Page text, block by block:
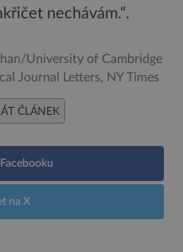
nechávám.“.
University of Cambridge
Journal Letters, NY Times
ČLÁNEK
na X